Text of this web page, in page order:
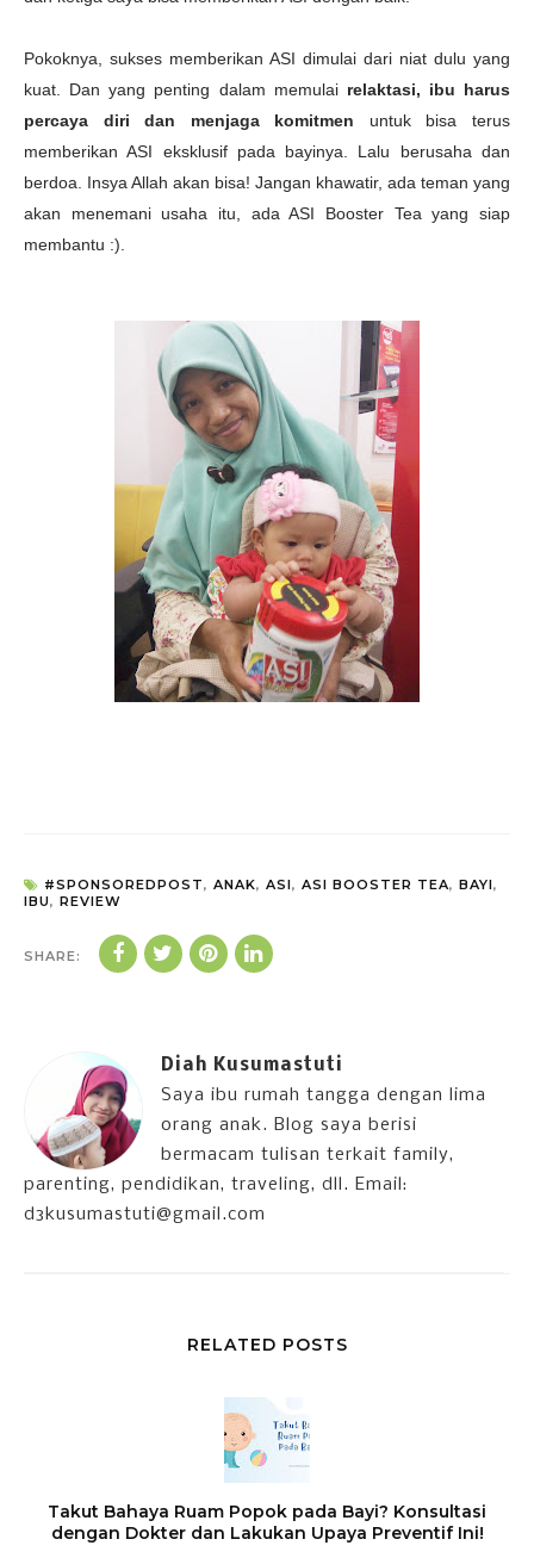
Pokoknya, sukses memberikan ASI dimulai dari niat dulu yang
kuat. Dan yang penting dalam memulai relaktasi, ibu harus
percaya diri dan menjaga komitmen untuk bisa terus
memberikan ASI eksklusif pada bayinya. Lalu berusaha dan
berdoa. Insya Allah akan bisa! Jangan khawatir, ada teman yang
akan menemani usaha itu, ada ASI Booster Tea yang siap
membantu :).
#SPONSOREDPOST, ANAK, ASI, ASI BOOSTER TEA, BAYI,
IBU, REVIEW
SHARE:
Diah Kusumastuti
Saya ibu rumah tangga dengan lima
orang anak. Blog saya berisi
bermacam tulisan terkait family,
parenting, pendidikan, traveling, dll. Email:
d3kusumastuti@gmail.com
RELATED POSTS
Takut Bahaya Ruam Popok pada Bayi? Konsultasi
dengan Dokter dan Lakukan Upaya Preventif Ini!